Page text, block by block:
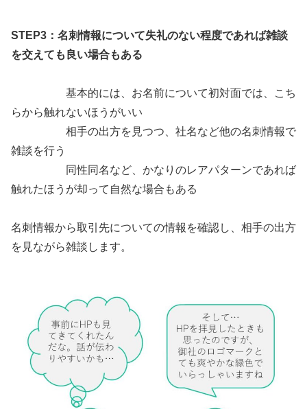
STEP3：名刺情報について失礼のない程度であれば雑談
を交えても良い場合もある
基本的には、お名前について初対面では、こち
らから触れないほうがいい
相手の出方を見つつ、社名など他の名刺情報で
雑談を行う
同性同名など、かなりのレアパターンであれば
触れたほうが却って自然な場合もある
名刺情報から取引先についての情報を確認し、相手の出方
を見ながら雑談します。